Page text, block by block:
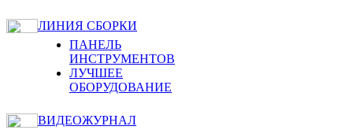
ЛИНИЯ СБОРКИ
ПАНЕЛЬ
ИНСТРУМЕНТОВ
ЛУЧШЕЕ
ОБОРУДОВАНИЕ
ВИДЕОЖУРНАЛ